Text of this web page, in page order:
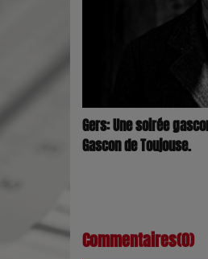
Gers: Une soirée
Gascon de Toujouse.
Commentaires(0)